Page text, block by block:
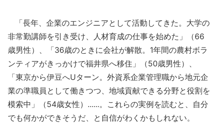
「長年、企業のエンジニアとして活動してきた。大学の
非常勤講師を引き受け、人材育成の仕事を始めた」（66
歳男性）、「36歳のときに会社が解散。1年間の農村ボラ
ンティアがきっかけで福井県へ移住」（50歳男性）、
「東京から伊豆へUターン。外資系企業管理職から地元企
業の準職員として働きつつ、地域貢献できる分野と役割を
模索中」（54歳女性）......。これらの実例を読むと、自分
でも何かができそうだ、と自信がわくかもしれない。